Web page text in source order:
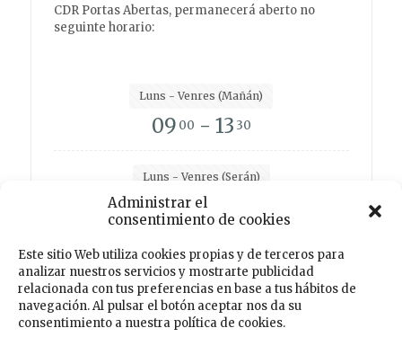
Administrar el
consentimiento de cookies
Este sitio Web utiliza cookies propias y de terceros para
analizar nuestros servicios y mostrarte publicidad
relacionada con tus preferencias en base a tus hábitos de
navegación. Al pulsar el botón aceptar nos da su
consentimiento a nuestra política de cookies.
CDR Portas Abertas, permanecerá aberto no
seguinte horario:
Luns - Venres (Mañán)
09 00 - 13 30
Luns - Venres (Serán)
1500- 19
Facebook Instagram Twitter TikTok